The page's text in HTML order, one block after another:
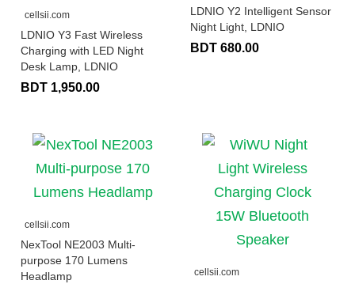
cellsii.com
LDNIO Y3 Fast Wireless
Charging with LED Night
Desk Lamp, LDNIO
BDT 1,950.00
LDNIO Y2 Intelligent Sensor
Night Light, LDNIO
BDT 680.00
cellsii.com
NexTool NE2003 Multi-
purpose 170 Lumens
Headlamp
cellsii.com